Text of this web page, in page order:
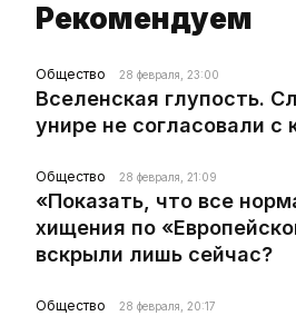
Рекомендуем
Общество 28 февраля, 23:00
Вселенская глупость.
унире не согласовали с
Общество 28 февраля, 21:09
«Показать, что все
хищения по
вскрыли лишь сейчас?
Общество 28 февраля, 20:17